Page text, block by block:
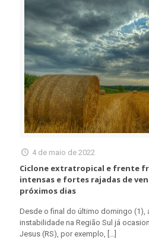
4 de maio de 2022
Ciclone extratropical e frente
intensas e fortes rajadas de
próximos dias
Desde o final do último domingo (1),
instabilidade na Região Sul já
Jesus (RS), por exemplo, […]